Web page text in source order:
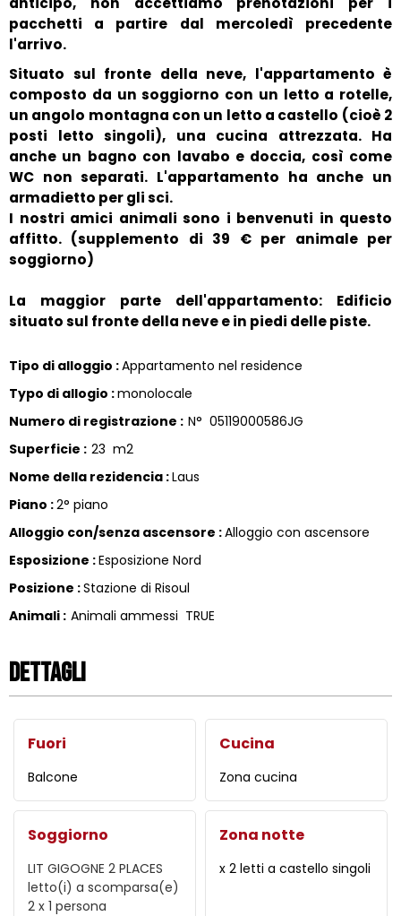
pacchetti a partire dal mercoledì precedente
l'arrivo.
Situato sul fronte della neve, l'appartamento è
composto da un soggiorno con un letto a rotelle,
un angolo montagna con un letto a castello (cioè 2
posti letto singoli), una cucina attrezzata. Ha
anche un bagno con lavabo e doccia, così come
WC non separati. L'appartamento ha anche un
armadietto per gli sci.
I nostri amici animali sono i benvenuti in questo
affitto. (supplemento di 39 € per animale per
soggiorno)
La maggior parte dell'appartamento: Edificio
situato sul fronte della neve e in piedi delle piste.
Tipo di alloggio :Appartamento nel residence
Typo di allogio :monolocale
Numero di registrazione : N° 05119000586JG
Superficie : 23 m2
Nome della rezidencia :Laus
Piano :2° piano
Alloggio con/senza ascensore :Alloggio con ascensore
Esposizione :Esposizione Nord
Posizione :Stazione di Risoul
Animali : Animali ammessi TRUE
Dettagli
Fuori
Balcone
Cucina
Zona cucina
Soggiorno
LIT GIGOGNE 2 PLACES
letto(i) a scomparsa(e)
2 x 1 persona
Zona notte
x 2 letti a castello singoli